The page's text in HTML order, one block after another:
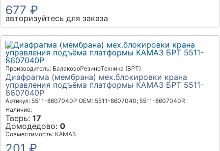
677 ₽
авторизуйтесь для заказа
Производитель: БалаковоРезиноТехника (БРТ)
Диафрагма (мембрана) мех.блокировки крана
управления подъёма платформы КАМАЗ БРТ 5511-
8607040Р
Артикул: 5511-8607040Р OEM: 5511-8607040; 5511-8607040R
Наличие:
Тверь: 17
Домодедово: 0
Совместимость: КАМАЗ